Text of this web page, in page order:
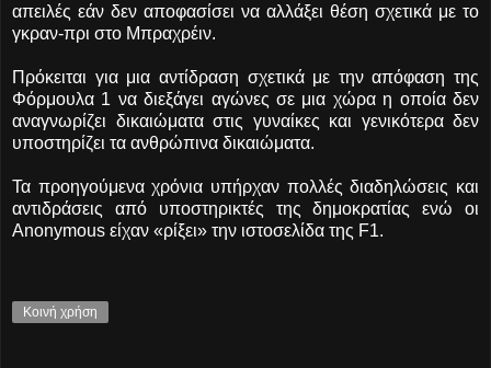
απειλές εάν δεν αποφασίσει να αλλάξει θέση σχετικά με το
γκραν-πρι στο Μπραχρέιν.
Πρόκειται για μια αντίδραση σχετικά με την απόφαση της
Φόρμουλα 1 να διεξάγει αγώνες σε μια χώρα η οποία δεν
αναγνωρίζει δικαιώματα στις γυναίκες και γενικότερα δεν
υποστηρίζει τα ανθρώπινα δικαιώματα.
Τα προηγούμενα χρόνια υπήρχαν πολλές διαδηλώσεις και
αντιδράσεις από υποστηρικτές της δημοκρατίας ενώ οι
Anonymous είχαν «ρίξει» την ιστοσελίδα της F1.
Κοινή χρήση